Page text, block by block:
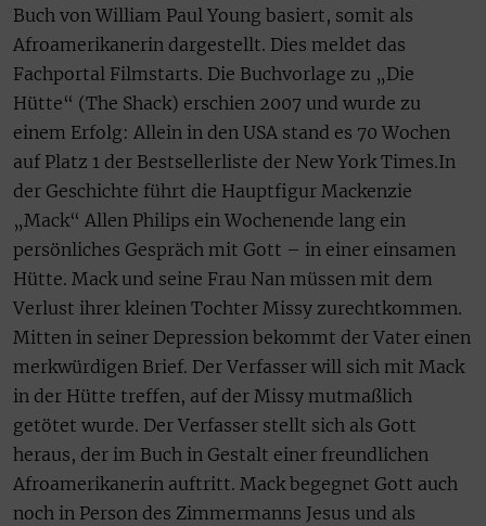
Buch von William Paul Young basiert, somit als
Afroamerikanerin dargestellt. Dies meldet das
Fachportal Filmstarts. Die Buchvorlage zu „Die
Hütte“ (The Shack) erschien 2007 und wurde zu
einem Erfolg: Allein in den USA stand es 70 Wochen
auf Platz 1 der Bestsellerliste der New York Times.In
der Geschichte führt die Hauptfigur Mackenzie
„Mack“ Allen Philips ein Wochenende lang ein
persönliches Gespräch mit Gott – in einer einsamen
Hütte. Mack und seine Frau Nan müssen mit dem
Verlust ihrer kleinen Tochter Missy zurechtkommen.
Mitten in seiner Depression bekommt der Vater einen
merkwürdigen Brief. Der Verfasser will sich mit Mack
in der Hütte treffen, auf der Missy mutmaßlich
getötet wurde. Der Verfasser stellt sich als Gott
heraus, der im Buch in Gestalt einer freundlichen
Afroamerikanerin auftritt. Mack begegnet Gott auch
noch in Person des Zimmermanns Jesus und als